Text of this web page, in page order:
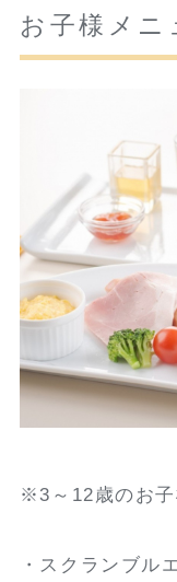
お子様メニ
※3～12歳のお子
・スクランブル